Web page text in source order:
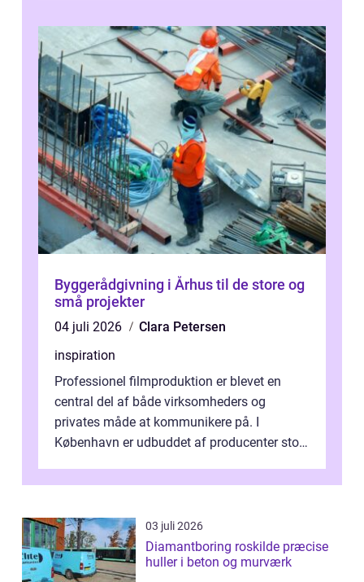
Byggerådgivning i Århus til de store og
små projekter
04 juli 2026
Clara Petersen
inspiration
Professionel filmproduktion er blevet en
central del af både virksomheders og
privates måde at kommunikere på. I
København er udbuddet af producenter stort,
inti...
03 juli 2026
Diamantboring roskilde præcise
huller i beton og murværk